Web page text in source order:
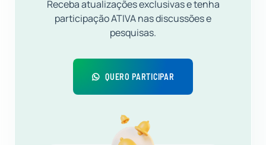
Receba atualizações exclusivas e tenha
participação ATIVA nas discussões e
pesquisas.
QUERO PARTICIPAR